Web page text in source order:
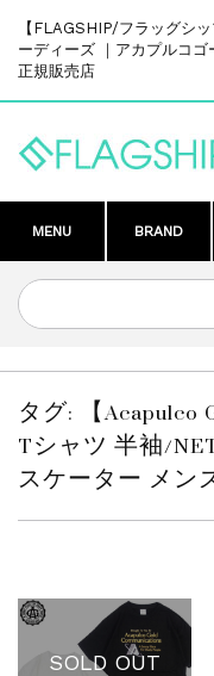
【FLAGSHIP/フラッグシ
ーディーズ ｜アカプルコ
正規販売店
MENU BRAND
タグ: 【
Tシャツ 半袖/
スケーター メン
SOLD OUT